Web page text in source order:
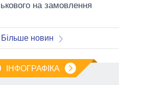
на замовлення
Більше новин
ІНФОГРАФІКА